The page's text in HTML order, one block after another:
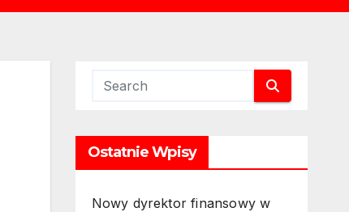
Ostatnie Wpisy
Nowy dyrektor finansowy w